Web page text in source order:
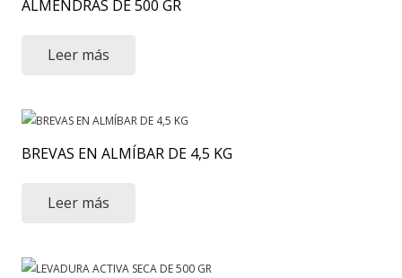
ALMENDRAS DE 500 GR
Leer más
BREVAS EN ALMÍBAR DE 4,5 KG
Leer más